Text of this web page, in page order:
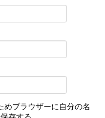
めブラウザーに自分の名